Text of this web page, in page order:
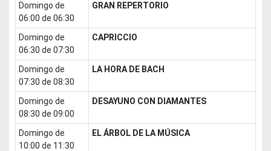
domingo de
06:00 de 06:30
GRAN REPERTORIO
domingo de
06:30 de 07:30
CAPRICCIO
domingo de
07:30 de 08:30
LA HORA DE BACH
domingo de
08:30 de 09:00
DESAYUNO CON DIAMANTES
domingo de
10:00 de 11:30
EL ÁRBOL DE LA MÚSICA